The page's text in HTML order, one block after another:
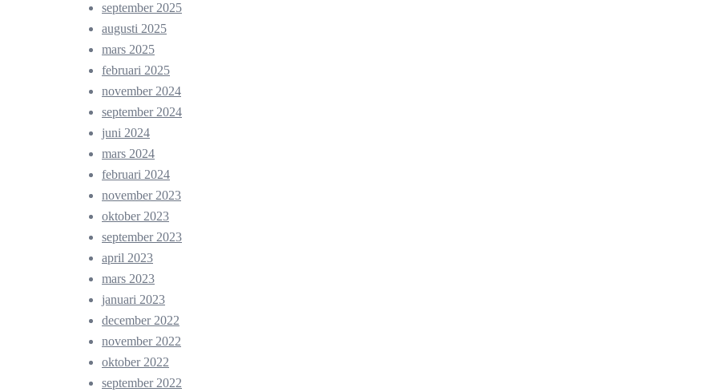
september 2025
augusti 2025
mars 2025
februari 2025
november 2024
september 2024
juni 2024
mars 2024
februari 2024
november 2023
oktober 2023
september 2023
april 2023
mars 2023
januari 2023
december 2022
november 2022
oktober 2022
september 2022